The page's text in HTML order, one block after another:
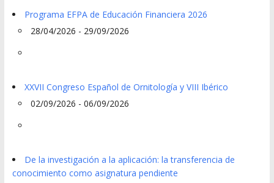
Programa EFPA de Educación Financiera 2026
28/04/2026 - 29/09/2026
XXVII Congreso Español de Ornitología y VIII Ibérico
02/09/2026 - 06/09/2026
De la investigación a la aplicación: la transferencia de
conocimiento como asignatura pendiente